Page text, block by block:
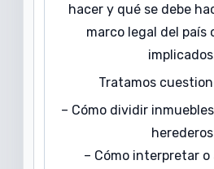
hacer y qué se debe
marco legal del país
Tratamos
– Cómo dividir
herederos
– Cómo interpretar